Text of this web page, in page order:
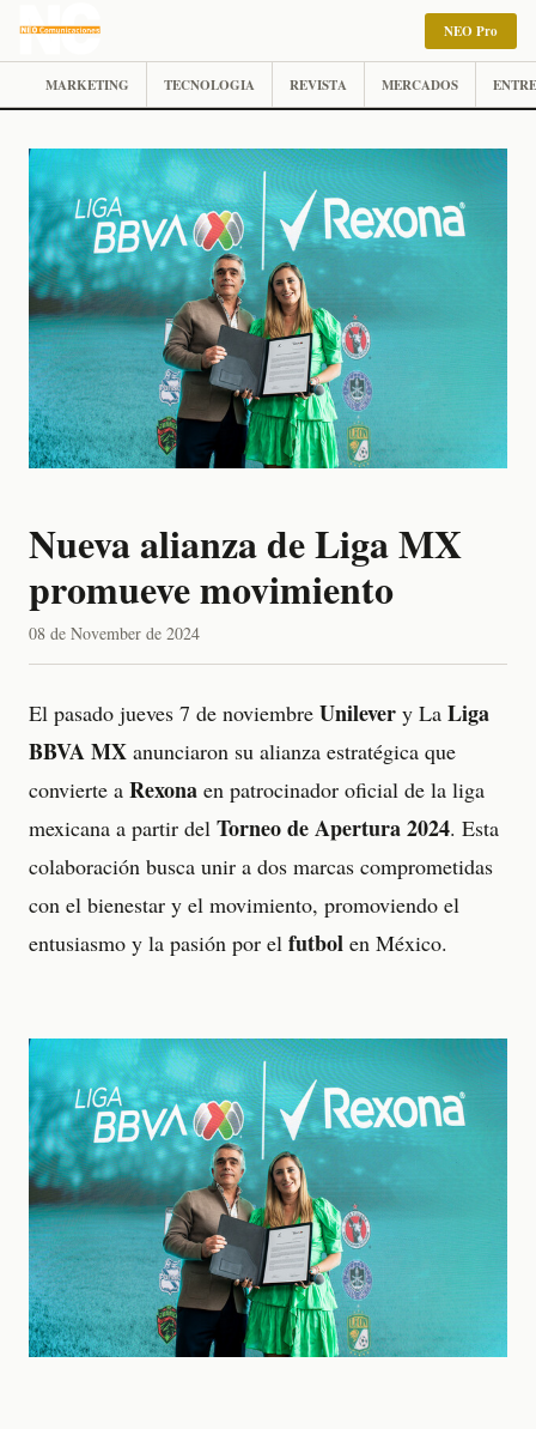
NEO Pro
MARKETING TECNOLOGIA REVISTA MERCADOS
Nueva alianza de Liga MX
promueve movimiento
08 de November de 2024
El pasado jueves 7 de noviembre Unilever y La Liga
BBVA MX anunciaron su alianza estratégica que
convierte a Rexona en patrocinador oficial de la liga
mexicana a partir del Torneo de Apertura 2024. Esta
colaboración busca unir a dos marcas comprometidas
con el bienestar y el movimiento, promoviendo el
entusiasmo y la pasión por el futbol en México.